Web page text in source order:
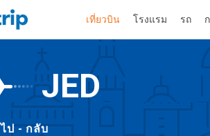
เที่ยวบิน โรงแรม รถ
JED
ไป - กลับ